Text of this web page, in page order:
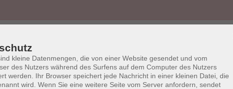
kleine Datenmengen, die von einer Website gesendet und vom
des Nutzers während des Surfens auf dem Computer des Nutzers
werden. Ihr Browser speichert jede Nachricht in einer kleinen Datei, die
wird. Wenn Sie eine weitere Seite vom Server anfordern, sendet